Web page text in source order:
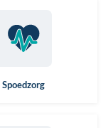
Spoedzorg